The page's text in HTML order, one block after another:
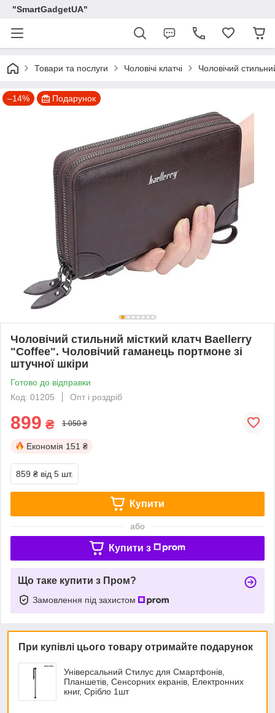
"SmartGadgetUA"
Товари та послуги Чоловічі клатчі Чоловічий
–14% Подарунок
Чоловічий стильний місткий клатч Baellerry
"Coffee". Чоловічий гаманець портмоне зі
штучної шкіри
Готово до відправки
Код: 01205
Опт і роздріб
899 ₴ 1 050 ₴
Економія 151 ₴
859 ₴ від 5 шт.
Купити
або
Купити з
Що таке купити з Пром?
Замовлення під захистом
При купівлі цього товару отримайте подарунок
Універсальний Стилус для Смартфонів,
Планшетів, Сенсорних екранів, Електронних
книг, Срібло 1шт